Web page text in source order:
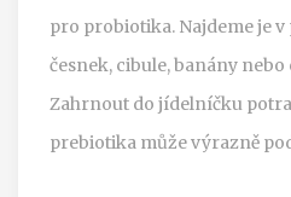
pro probiotika. Najdeme je
česnek, cibule, banány
Zahrnout do jídelníčku
prebiotika může výrazně